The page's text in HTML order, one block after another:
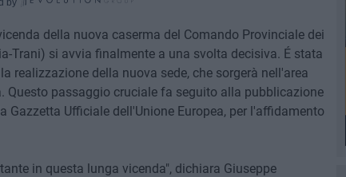
by
della nuova caserma del Comando Provinciale dei
Trani) si avvia finalmente a una svolta decisiva. É stata
realizzazione della nuova sede, che sorgerà nell'area
Questo passaggio cruciale fa seguito alla pubblicazione
Gazzetta Ufficiale dell'Unione Europea, per l'affidamento
in questa lunga vicenda", dichiara Giuseppe